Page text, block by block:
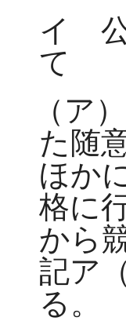
イ 公
て
（ア
た随
ほか
格に
から
記ア
る。